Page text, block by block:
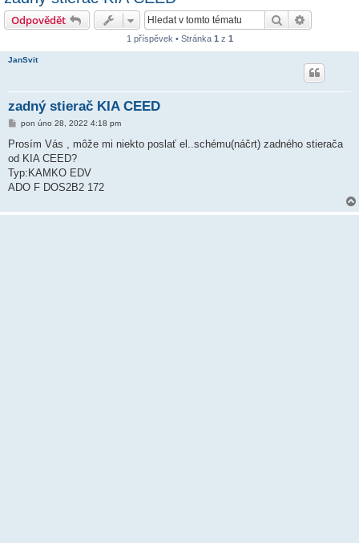
Odpovědět Hledat
1 příspěvek • Stránka 1 z 1
JanSvit
zadný stierač KIA CEED
P
í
p
ě
v
e
pon úno 28, 2022 4:18 pm
Prosím Vás , môže mi niekto poslať el..schému(náčrt) zadného stierača
od KIA CEED?
Typ:KAMKO EDV
ADO F DOS2B2 172